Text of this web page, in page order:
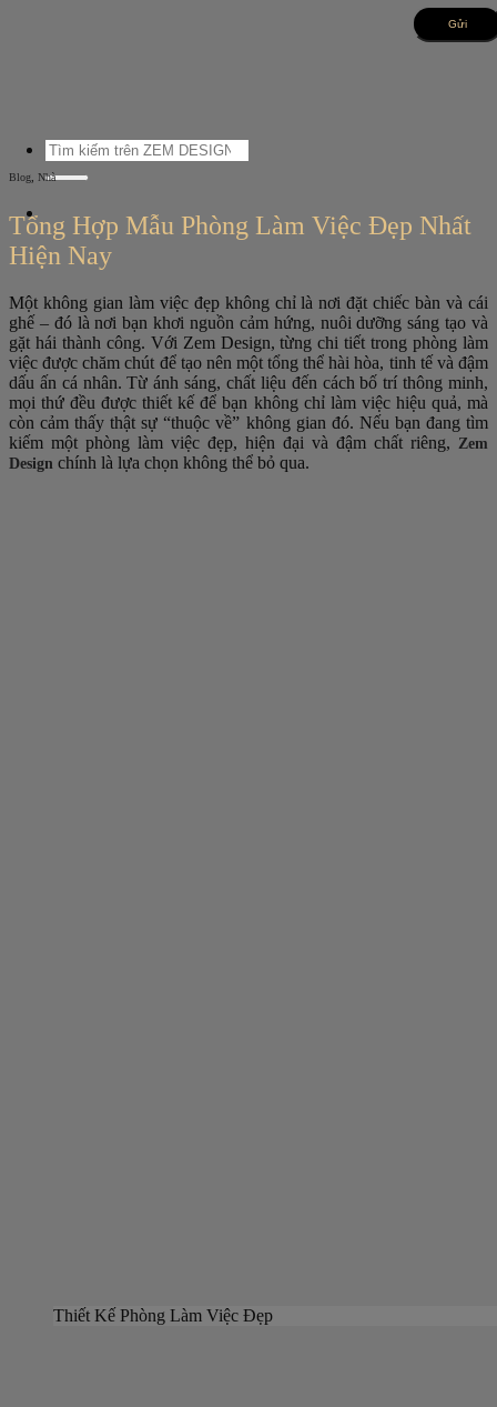
Tìm
kiếm:
Blog Nhà
Tổng Hợp Mẫu Phòng Làm Việc Đẹp Nhất
Hiện Nay
Một không gian làm việc đẹp không chỉ là nơi đặt chiếc bàn và cái
ghế – đó là nơi bạn khơi nguồn cảm hứng, nuôi dưỡng sáng tạo và
gặt hái thành công. Với Zem Design, từng chi tiết trong phòng làm
việc được chăm chút để tạo nên một tổng thể hài hòa, tinh tế và đậm
dấu ấn cá nhân. Từ ánh sáng, chất liệu đến cách bố trí thông minh,
mọi thứ đều được thiết kế để bạn không chỉ làm việc hiệu quả, mà
còn cảm thấy thật sự “thuộc về” không gian đó. Nếu bạn đang tìm
kiếm một phòng làm việc đẹp, hiện đại và đậm chất riêng, Zem
Design chính là lựa chọn không thể bỏ qua.
Thiết Kế Phòng Làm Việc Đẹp